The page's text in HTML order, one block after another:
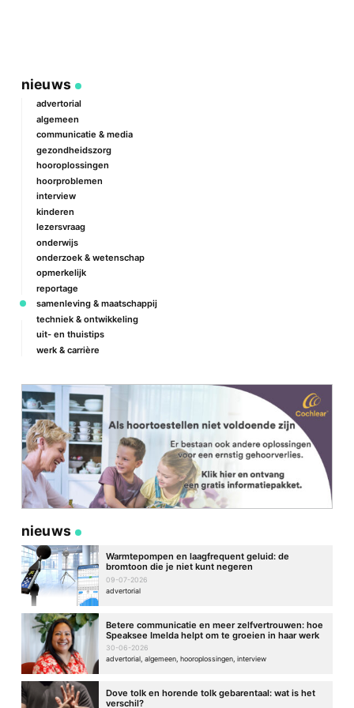
nieuws
advertorial
algemeen
communicatie & media
gezondheidszorg
hooroplossingen
hoorproblemen
interview
kinderen
lezersvraag
onderwijs
onderzoek & wetenschap
opmerkelijk
reportage
samenleving & maatschappij
techniek & ontwikkeling
uit- en thuistips
werk & carrière
nieuws
Warmtepompen en laagfrequent geluid: de
bromtoon die je niet kunt negeren
09-07-2026
advertorial
Betere communicatie en meer zelfvertrouwen: hoe
Speaksee Imelda helpt om te groeien in haar werk
30-06-2026
advertorial, algemeen, hooroplossingen, interview
Dove tolk en horende tolk gebarentaal: wat is het
verschil?